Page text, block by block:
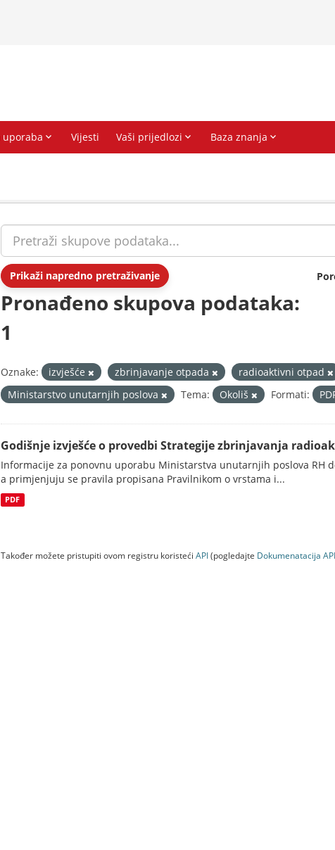
Prikaži napredno pretraživanje
Pronađeno skupova podataka:
1
Oznake: izvješće zbrinjavanje otpada radioaktivni otpad
Ministarstvo unutarnjih poslova
Tema: Okoliš Formati:
Godišnje izvješće o provedbi Strategije zbrinjavanja
Informacije za ponovnu uporabu Ministarstva unutarnjih poslova RH
a primjenjuju se pravila propisana Pravilnikom o vrstama i...
PDF
Također možete pristupiti ovom registru koristeći API(pogledajte Dokumenаtаcijа